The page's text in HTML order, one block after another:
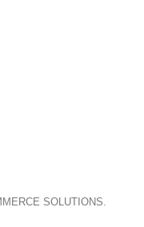
SOLUTIONS.